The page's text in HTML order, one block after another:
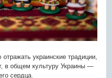
украинские традиции,
в общем культуру Украины —
сердца.